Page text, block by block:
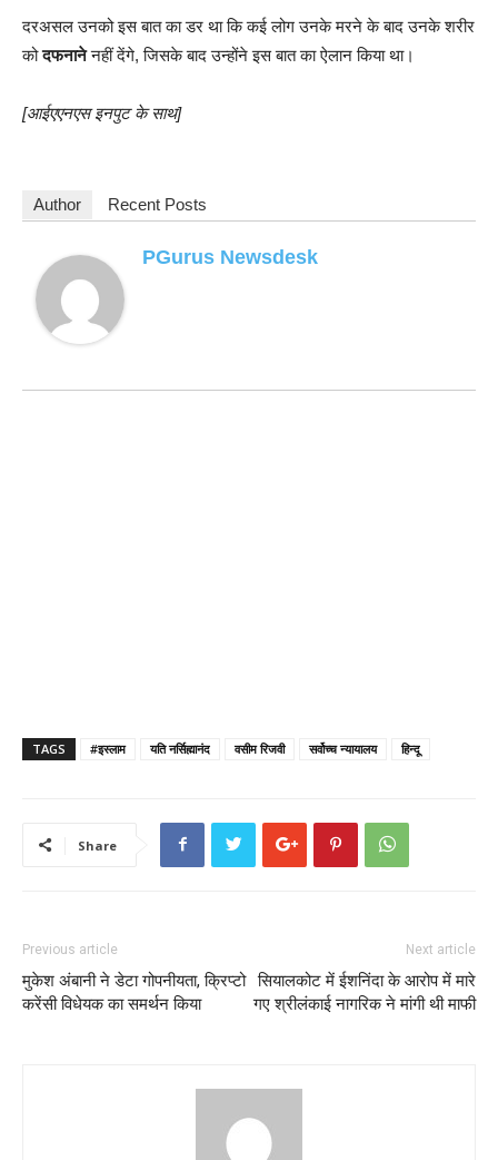
दरअसल उनको इस बात का डर था कि कई लोग उनके मरने के बाद उनके शरीर
कोदफनानेनहीं देंगे, जिसके बाद उन्होंने इस बात का ऐलान किया था।
[आईएएनएस इनपुट के साथ]
Author Recent Posts
PGurus Newsdesk
TAGS #इस्लाम यति नर्सिह्मानंद वसीम रिजवी सर्वोच्च न्यायालय हिन्दू
Share
Previous article
मुकेश अंबानी ने डेटा गोपनीयता, क्रिप्टो
करेंसी विधेयक का समर्थन किया
Next article
सियालकोट में ईशनिंदा के आरोप में मारे
गए श्रीलंकाई नागरिक ने मांगी थी माफी